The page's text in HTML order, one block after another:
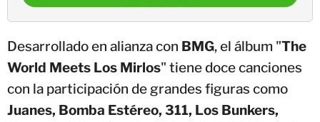
Desarrollado en alianza con BMG, el álbum "The
World Meets Los Mirlos" tiene doce canciones
con la participación de grandes figuras como
Juanes, Bomba Estéreo, 311, Los Bunkers,